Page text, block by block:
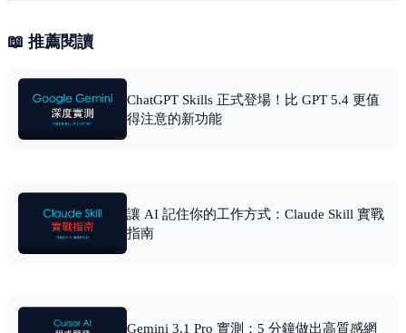
📖 推薦閱讀
ChatGPT Skills 正式登場！比 GPT 5.4 更值
得注意的新功能
讓 AI 記住你的工作方式：Claude Skill 實戰
指南
Gemini 3.1 Pro 實測：5 分鐘做出高質感網